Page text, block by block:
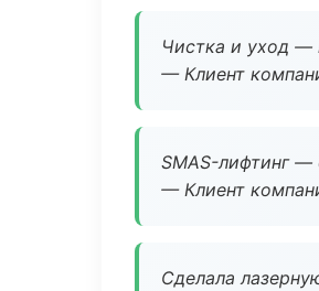
Чистка и уход —
— Клиент
SMAS-лифтинг —
— Клиент
Сделала